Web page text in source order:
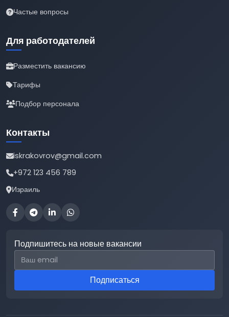
Частые вопросы
Для работодателей
Разместить вакансию
Тарифы
Подбор персонала
Контакты
iskrakovrov@gmail.com
+972 123 456 789
Израиль
Подпишитесь на новые вакансии
Email для подписки
Подписаться